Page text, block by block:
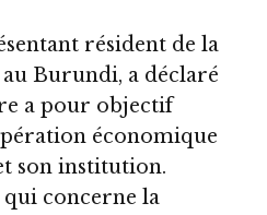
résident de la
Burundi, a déclaré
a pour objectif
économique
son institution.
concerne la